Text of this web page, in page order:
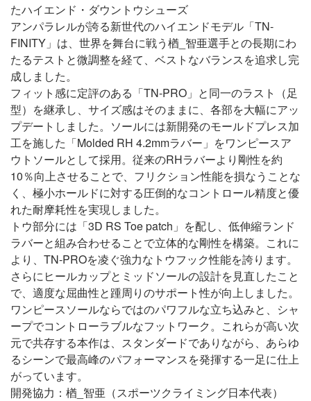
たハイエンド・ダウントウシューズ
アンパラレルが誇る新世代のハイエンドモデル「TN-
FINITY」は、世界を舞台に戦う楢_智亜選手との長期にわ
たるテストと微調整を経て、ベストなバランスを追求し完
成しました。
フィット感に定評のある「TN-PRO」と同一のラスト（足
型）を継承し、サイズ感はそのままに、各部を大幅にアッ
プデートしました。ソールには新開発のモールドプレス加
工を施した「Molded RH 4.2mmラバー」をワンピースア
ウトソールとして採用。従来のRHラバーより剛性を約
10％向上させることで、フリクション性能を損なうことな
く、極小ホールドに対する圧倒的なコントロール精度と優
れた耐摩耗性を実現しました。
トウ部分には「3D RS Toe patch」を配し、低伸縮ランド
ラバーと組み合わせることで立体的な剛性を構築。これに
より、TN-PROを凌ぐ強力なトウフック性能を誇ります。
さらにヒールカップとミッドソールの設計を見直したこと
で、適度な屈曲性と踵周りのサポート性が向上しました。
ワンピースソールならではのパワフルな立ち込みと、シャ
ープでコントローラブルなフットワーク。これらが高い次
元で共存する本作は、スタンダードでありながら、あらゆ
るシーンで最高峰のパフォーマンスを発揮する一足に仕上
がっています。
開発協力：楢_智亜（スポーツクライミング日本代表）